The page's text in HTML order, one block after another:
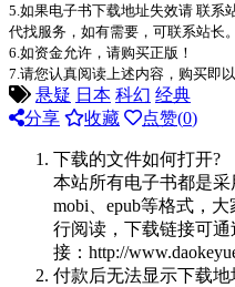
5.如果电子书下载地址失效请 联系
代找服务，如有需要，可联系站长。
6.如资金允许，请购买正版！
7.请您认真阅读上述内容，购买即
悬疑 日本 科幻 经典
分享
收藏 点赞(0)
下载的文件如何打开?
本站所有电子书都是采
mobi、epub等格式，
行阅读，下载链接可
接：http://
付款后无法显示下载